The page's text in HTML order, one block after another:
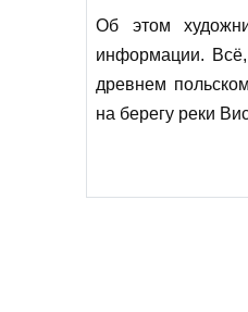
Об этом
информации.
древнем
на берегу реки